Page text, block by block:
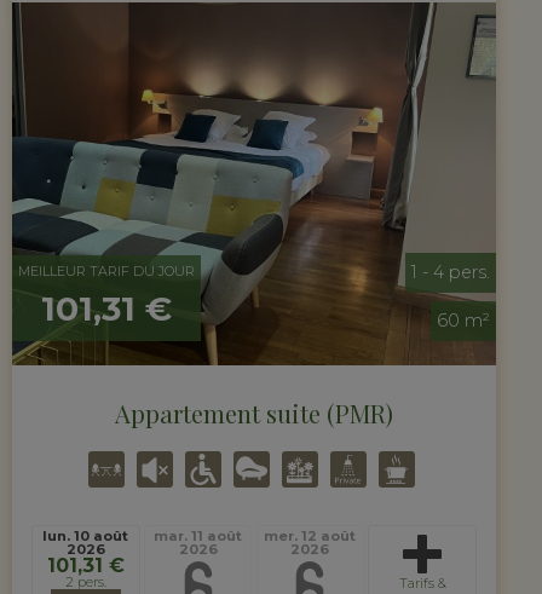
1 - 4 pers.
60 m²
MEILLEUR TARIF DU JOUR
101,31 €
Appartement suite (PMR)
lun. 10 août
2026
101,31 €
2 pers.
mar. 11 août
2026
mer. 12 août
2026
Tarifs &